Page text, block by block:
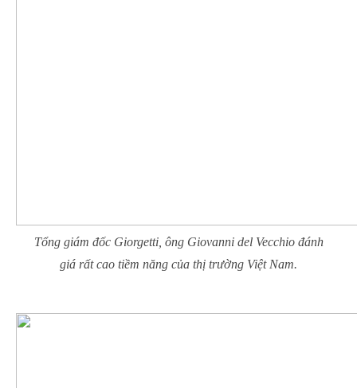
Tổng giám đốc Giorgetti, ông Giovanni del Vecchio đánh
giá rất cao tiềm năng của thị trường Việt Nam.